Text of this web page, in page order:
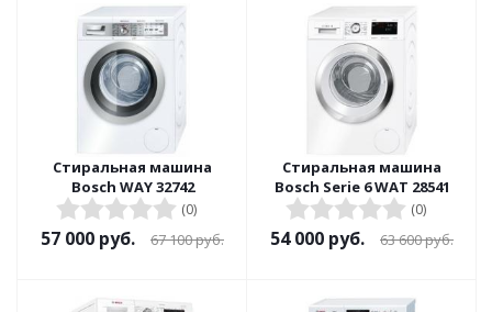
Стиральная машина
Bosch WAY 32742
(0)
57 000 руб. 67 100руб.
Стиральная машина
Bosch Serie 6 WAT 28541
(0)
54 000 руб. 63 600руб.